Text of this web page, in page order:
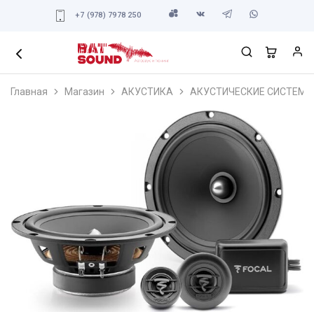
+7 (978) 7978 250
Главная Магазин АКУСТИКА АКУСТИЧЕСКИЕ СИСТЕМЫ